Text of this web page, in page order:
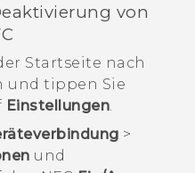
von
Startseite nach
und tippen Sie
Einstellungen.
>
und